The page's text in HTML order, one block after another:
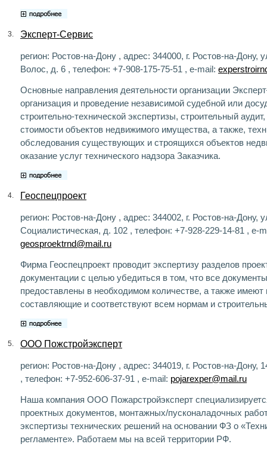
3. Эксперт-Сервис
регион: Ростов-на-Дону , адрес: 344000, г. Ростов-на-Дону,
Волос, д. 6 , телефон: +7-908-175-75-51 , e-mail:
Основные направления деятельности организации
организация и проведение независимой судебной или
строительно-технической экспертизы, строительный
стоимости объектов недвижимого имущества, а также,
обследования существующих и строящихся объектов
оказание услуг технического надзора Заказчика.
4. Геоспецпроект
регион: Ростов-на-Дону , адрес: 344002, г. Ростов-на-Дону,
Социалистическая, д. 102 , телефон: +7-928-229-14-81 , e-
geosproektrnd@mail.ru
Фирма Геоспецпроект проводит экспертизу разделов
документации с целью убедиться в том, что все документы
предоставлены в необходимом количестве, а также
составляющие и соответствуют всем нормам и
5. ООО Пожстройэксперт
регион: Ростов-на-Дону , адрес: 344019, г. Ростов-на-Дону,
, телефон: +7-952-606-37-91 , e-mail: pojarexper@mail.ru
Наша компания ООО Пожарстройэксперт
проектных документов, монтажных/пусконаладочных
экспертизы технических решений на основании ФЗ о
регламенте». Работаем мы на всей территории РФ.